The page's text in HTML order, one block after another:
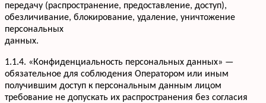
передачу (распространение, предоставление, доступ),
обезличивание, блокирование, удаление, уничтожение
персональных
данных.
1.1.4. «Конфиденциальность персональных данных» —
обязательное для соблюдения Оператором или иным
получившим доступ к персональным данным лицом
требование не допускать их распространения без согласия